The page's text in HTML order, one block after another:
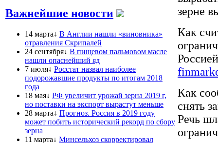
Важнейшие новости
14 марта↓ В Англии нашли «виновника»
отравления Скрипалей
24 сентября↓ В пищевом пальмовом масле
нашли опаснейший яд
7 июля↓ Росстат назвал наиболее
подорожавшие продукты по итогам 2018
года
18 мая↓ РФ увеличит урожай зерна 2019 г,
но поставки на экспорт вырастут меньше
28 марта↓ Прогноз. Россия в 2019 году
может побить исторический рекорд по сбору
зерна
11 марта↓ Минсельхоз скорректировал
зерне
Как
Как
снять
Речь